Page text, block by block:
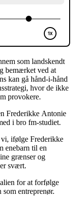
som landskendt
bemærket ved at
kan gå hånd-i-hånd
hvor de ikke
provokere.
Frederikke Antonie
i bro fm-studiet.
ifølge Frederikke
enebarn til en
grænser og
svært.
for at forfølge
entreprenør.